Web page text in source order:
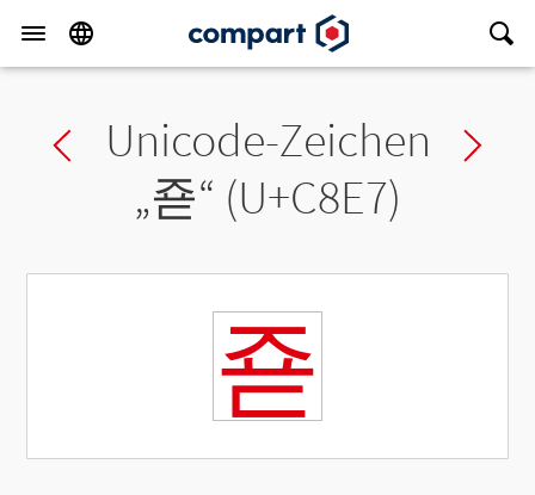
Previous char
Unicode-Zeichen
„죧“ (U+C8E7)
죧